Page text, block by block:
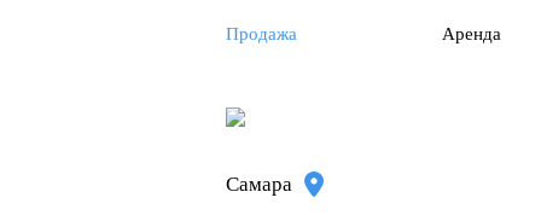
Продажа Аренда
Самара